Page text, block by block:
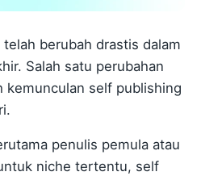
telah berubah drastis dalam
Salah satu perubahan
kemunculan self publishing
penulis pemula atau
niche tertentu, self